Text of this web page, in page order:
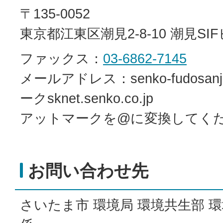
〒135-0052
東京都江東区潮見2-8-10 潮見SIF
ファックス： 03-6862-7145
メールアドレス：senko-
ークsknet.senko.co.jp
アットマークを@に変換してく
お問い合わせ先
さいたま市 環境局 環境共生部